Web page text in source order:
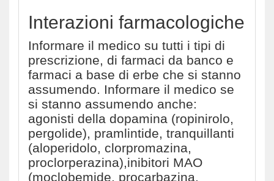
Interazioni farmacologiche
Informare il medico su tutti i tipi di
prescrizione, di farmaci da banco e
farmaci a base di erbe che si stanno
assumendo. Informare il medico se
si stanno assumendo anche:
agonisti della dopamina (ropinirolo,
pergolide), pramlintide, tranquillanti
(aloperidolo, clorpromazina,
proclorperazina),inibitori MAO
(moclobemide, procarbazina,